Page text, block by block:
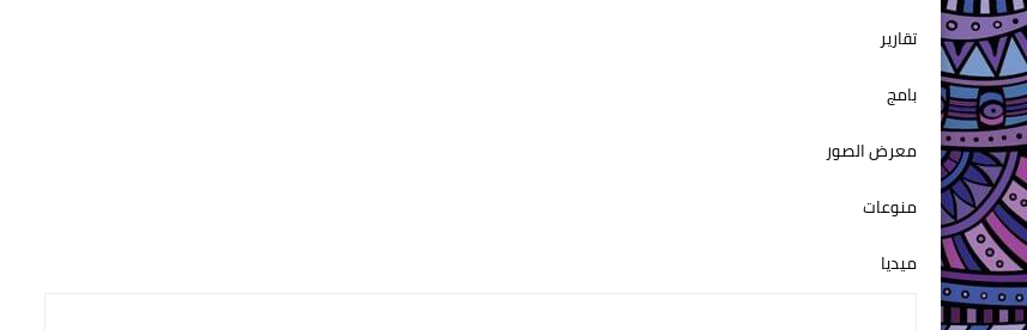
تقارير
بامج
معرض الصور
منوعات
ميديا